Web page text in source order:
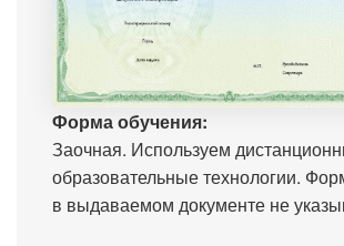
Форма обучения:
Заочная. Используем
образовательные технологии.
в выдаваемом документе не